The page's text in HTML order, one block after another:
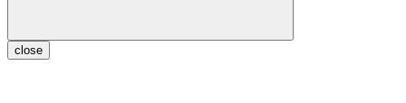
close